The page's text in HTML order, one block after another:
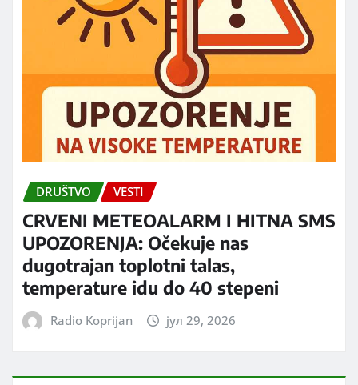
DRUŠTVO VESTI
CRVENI METEOALARM I HITNA SMS
UPOZORENJA: Očekuje nas
dugotrajan toplotni talas,
temperature idu do 40 stepeni
Radio Koprijan јул 29, 2026